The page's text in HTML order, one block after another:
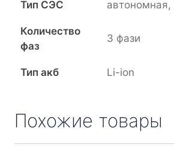
Тип СЭС автономная,
Количество
фаз
3 фази
Тип акб Li-ion
Похожие товары